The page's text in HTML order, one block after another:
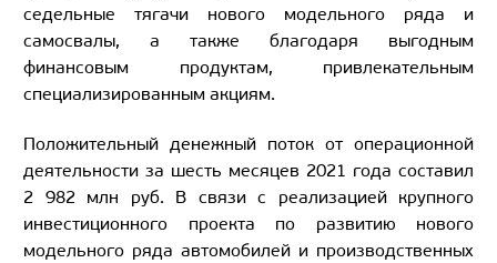
седельные тягачи нового модельного ряда и
самосвалы, а также благодаря выгодным
финансовым продуктам, привлекательным
специализированным акциям.
Положительный денежный поток от операционной
деятельности за шесть месяцев 2021 года составил
2 982 млн руб. В связи с реализацией крупного
инвестиционного проекта по развитию нового
модельного ряда автомобилей и производственных